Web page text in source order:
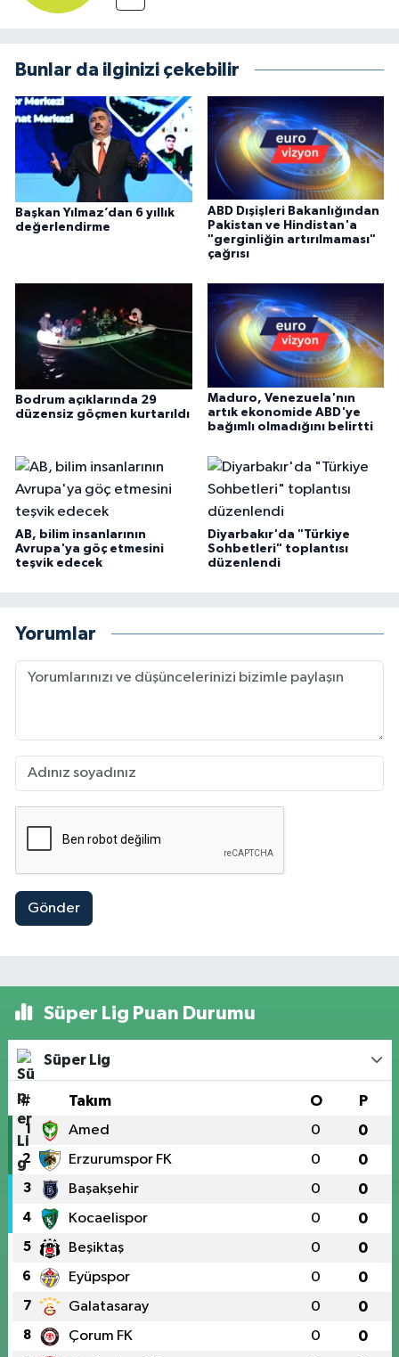
Bunlar da ilginizi çekebilir
Başkan Yılmaz’dan 6 yıllık
değerlendirme
ABD Dışişleri Bakanlığından
Pakistan ve Hindistan'a
"gerginliğin artırılmaması"
çağrısı
Bodrum açıklarında 29
düzensiz göçmen kurtarıldı
Maduro, Venezuela'nın
artık ekonomide ABD'ye
bağımlı olmadığını belirtti
AB, bilim insanlarının
Avrupa'ya göç etmesini
teşvik edecek
Diyarbakır'da "Türkiye
Sohbetleri" toplantısı
düzenlendi
Yorumlar
Gönder
Süper Lig Puan Durumu
Süper Lig
# Takım O P
1 Amed 0 0
2 Erzurumspor FK 0 0
3 Başakşehir 0 0
4 Kocaelispor 0 0
5 Beşiktaş 0 0
6 Eyüpspor 0 0
7 Galatasaray 0 0
8 Çorum FK 0 0